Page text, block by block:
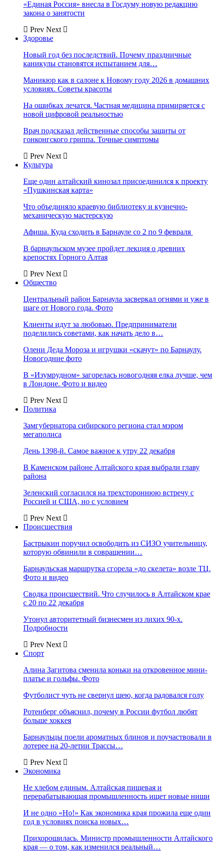
«Единая Россия» внесла в Госдуму новую редакцию
закона о занятости
Prev Next
Здоровье
Новый год без последствий. Почему праздничные
каникулы становятся испытанием для…
Маникюр как в салоне к Новому году 2026 в домашних
условиях. Советы красоты
На ошибках лечатся. Частная медицина примиряется с
новой цифровой реальностью
Врач подсказал действенные способы защиты от
гонконгского гриппа. Точные симптомы
Prev Next
Культура
Еще один алтайский кинозал присоединился к проекту
«Пушкинская карта»
Что объединяло краевую библиотеку и кузнечно-
механическую мастерскую
Афиша. Куда сходить в Барнауле со 2 по 9 февраля
В барнаульском музее пройдет лекция о древних
крепостях Горного Алтая
Prev Next
Общество
Центральный район Барнаула засверкал огнями и уже в
шаге от Нового года. Фото
Клиенты идут за любовью. Предприниматели
поделились советами, как начать дело в…
Олени Деда Мороза и игрушки «скачут» по Барнаулу.
Новогодние фото
В «Изумрудном» загорелась новогодняя елка лучше, чем
в Лондоне. Фото и видео
Prev Next
Политика
Замгубернатора сибирского региона стал мэром
мегаполиса
День 1398-й. Самое важное к утру 22 декабря
В Каменском районе Алтайского края выбрали главу
района
Зеленский согласился на трехстороннюю встречу с
Россией и США, но с условием
Prev Next
Происшествия
Бастрыкин поручил освободить из СИЗО учительницу,
которую обвинили в совращении…
Барнаульская маршрутка сгорела «до скелета» возле ТЦ.
Фото и видео
Сводка происшествий. Что случилось в Алтайском крае
с 20 по 22 декабря
Утонул авторитетный бизнесмен из лихих 90-х.
Подробности
Prev Next
Спорт
Алина Загитова сменила коньки на откровенное мини-
платье и гольфы. Фото
Футболист чуть не свернул шею, когда радовался голу
Ротенберг объяснил, почему в России футбол любят
больше хоккея
Барнаульцы поели ароматных блинов и поучаствовали в
лотерее на 20-летии Трассы…
Prev Next
Экономика
Не хлебом единым. Алтайская пищевая и
перерабатывающая промышленность ищет новые ниши
И не одно «Но!» Как экономика края прожила еще один
год в условиях поиска новых…
Прихорошилась. Министр промышленности Алтайского
края — о том, как изменился реальный…